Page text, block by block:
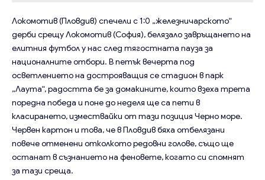
Локомотив (Пловдив) спечели с 1:0 „железничарското“
дерби срещу Локомотив (София), белязало завръщането на
елитния футбол у нас след тягостната пауза за
националните отбори. В петък вечерта под
осветлението на дострояващия се стадион в парк
„Лаута“, радостта бе за домакините, които взеха трета
поредна победа и поне до неделя ще са пети в
класирането, измествайки от тази позиция Черно море.
Червен картон и това, че в Пловдив бяха отбелязани
повече отменени отколкото редовни голове, също ще
останат в съзнанието на феновете, когато си спомнят
за тази среща.